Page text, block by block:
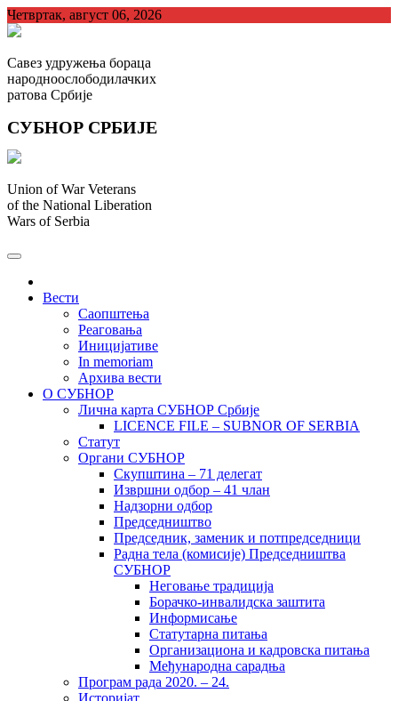
Skip
to
Четвртак, август 06, 2026
Савез удружења бораца
народноослободилачких
ратова Србије
СУБНОР СРБИЈЕ
Union of War Veterans
of the National Liberation
Wars of Serbia
Вести
Саопштења
Реаговања
Иницијативе
In memoriam
Архива вести
О СУБНОР
Лична карта СУБНОР Србије
LICENCE FILE – SUBNOR OF SERBIA
Статут
Органи СУБНОР
Скупштина – 71 делегат
Извршни одбор – 41 члан
Надзорни одбор
Председништво
Председник, заменик и потпредседници
Радна тела (комисије) Председништва
СУБНОР
Неговање традиција
Борачко-инвалидска заштита
Информисање
Статутарна питања
Организациона и кадровска питања
Међународна сарадња
Програм рада 2020. – 24.